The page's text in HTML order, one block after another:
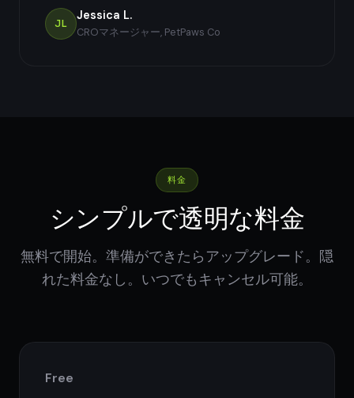
JL
Jessica L.
CROマネージャー, PetPaws Co
料金
シンプルで透明な料金
無料で開始。準備ができたらアップグレード。隠
れた料金なし。いつでもキャンセル可能。
Free